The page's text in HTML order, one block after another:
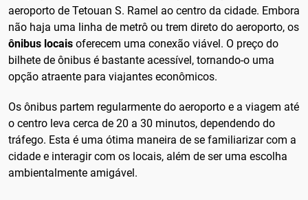
aeroporto de Tetouan S. Ramel ao centro da cidade. Embora
não haja uma linha de metrô ou trem direto do aeroporto, os
ônibus locais oferecem uma conexão viável. O preço do
bilhete de ônibus é bastante acessível, tornando-o uma
opção atraente para viajantes econômicos.
Os ônibus partem regularmente do aeroporto e a viagem até
o centro leva cerca de 20 a 30 minutos, dependendo do
tráfego. Esta é uma ótima maneira de se familiarizar com a
cidade e interagir com os locais, além de ser uma escolha
ambientalmente amigável.